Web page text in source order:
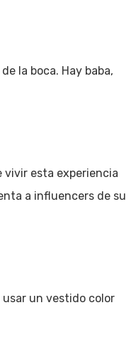
la boca. Hay baba,
vivir esta experiencia
a influencers de su
usar un vestido color